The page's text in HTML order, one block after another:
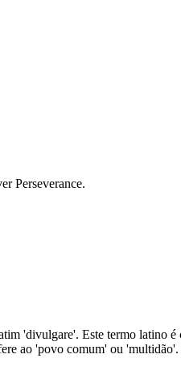
Perseverance.
'divulgare'. Este termo latino
ao 'povo comum' ou